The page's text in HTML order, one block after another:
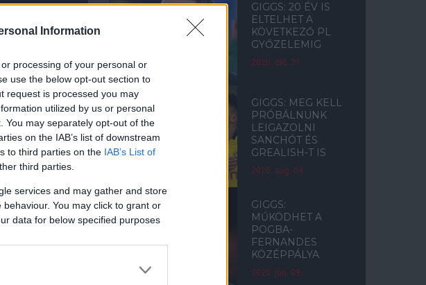
Information
processing of your personal or
use the below opt-out section to
request is processed you may
utilized by us or personal
You may separately opt-out of the
on the IAB’s list of downstream
to third parties on the IAB’s List of
third parties.
services and may gather and store
You may click to grant or
data for below specified purposes
mint õ.
-Ji-sung
volt
szélre,
láttam a
a
GIGGS: 20 ÉV IS
ELTELHET A
KÖVETKEZŐ PL
GYŐZELEMIG
2020. okt. 31.
GIGGS: MEG KELL
PRÓBÁLNUNK
LEIGAZOLNI
SANCHÓT ÉS
GREALISH-T IS
2020. aug. 04.
GIGGS:
MŰKÖDHET A
POGBA-
FERNANDES
KÖZÉPPÁLYA
2020. jún. 09.